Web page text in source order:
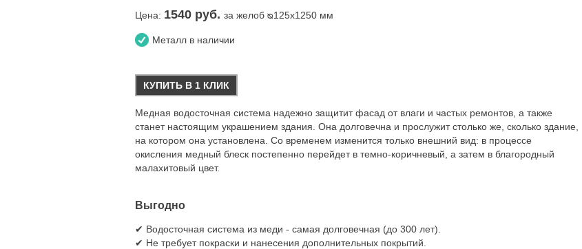
Цена: 1540 руб. за желоб ᴓ125х1250 мм
Металл в наличии
КУПИТЬ В 1 КЛИК
Медная водосточная система надежно защитит фасад от влаги и частых ремонтов, а также
станет настоящим украшением здания. Она долговечна и прослужит столько же, сколько здание,
на котором она установлена. Со временем изменится только внешний вид: в процессе
окисления медный блеск постепенно перейдет в темно-коричневый, а затем в благородный
малахитовый цвет.
Выгодно
✔ Водосточная система из меди - самая долговечная (до 300 лет).
✔ Не требует покраски и нанесения дополнительных покрытий.